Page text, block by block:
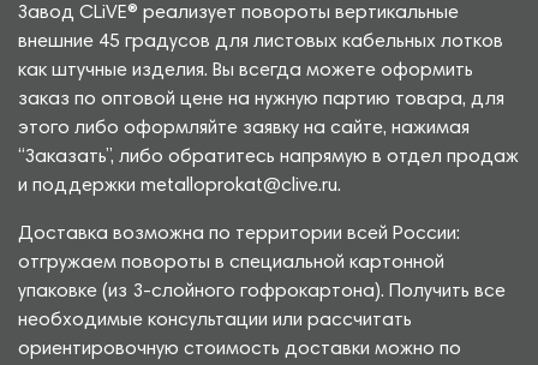
Завод CLiVE® реализует повороты вертикальные
внешние 45 градусов для листовых кабельных лотков
как штучные изделия. Вы всегда можете оформить
заказ по оптовой цене на нужную партию товара, для
этого либо оформляйте заявку на сайте, нажимая
“Заказать”, либо обратитесь напрямую в отдел продаж
и поддержки metalloprokat@clive.ru.
Доставка возможна по территории всей России:
отгружаем повороты в специальной картонной
упаковке (из 3-слойного гофрокартона). Получить все
необходимые консультации или рассчитать
ориентировочную стоимость доставки можно по